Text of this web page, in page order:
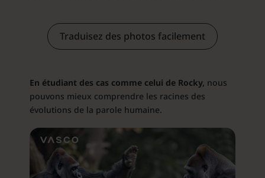
Traduisez des photos facilement
En étudiant des cas comme celui de Rocky, nous
pouvons mieux comprendre les racines des
évolutions de la parole humaine.